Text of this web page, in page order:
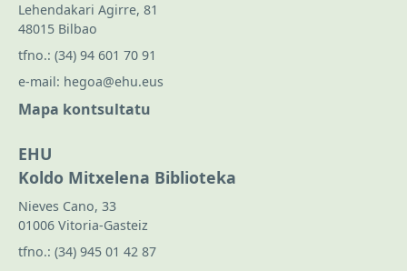
Lehendakari Agirre, 81
48015 Bilbao
tfno.: (34) 94 601 70 91
e-mail: hegoa@ehu.eus
Mapa kontsultatu
EHU
Koldo Mitxelena Biblioteka
Nieves Cano, 33
01006 Vitoria-Gasteiz
tfno.: (34) 945 01 42 87